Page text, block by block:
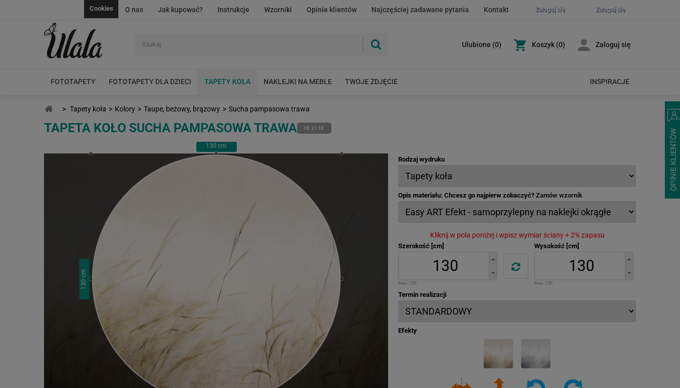
Zaloguj się
Zaloguj się
O nas Jak kupować? Instrukcje Wzorniki Opinie klientów Najczęściej zadawane pytania Kontakt
Cookies
Ulubione (0) Koszyk (0) Zaloguj się
FOTOTAPETY FOTOTAPETY DLA DZIECI TAPETY KOŁA NAKLEJKI NA MEBLE TWOJE ZDJĘCIE INSPIRACJE
> Tapety koła > Kolory > Taupe, beżowy, brązowy > Sucha pampasowa trawa
TAPETA KOŁO SUCHA PAMPASOWA TRAWA ID 2110
130 cm
130
cm
Rodzaj wydruku
Opis materiału: Chcesz go najpierw zobaczyć? Zamów wzornik
Kliknij w pola poniżej i wpisz wymiar ściany + 2% zapasu
Szerokość [cm]
max: 130
Wysokość [cm]
max: 130
Termin realizacji
Efekty